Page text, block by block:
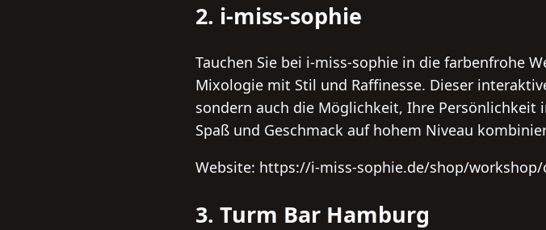
2. i-miss-sophie
Tauchen Sie bei i-miss-sophie in die farbenfrohe
Mixologie mit Stil und Raffinesse. Dieser
sondern auch die Möglichkeit, Ihre
Spaß und Geschmack auf hohem Niveau
Website: https://i-miss-sophie.de/shop/
3. Turm Bar Hamburg